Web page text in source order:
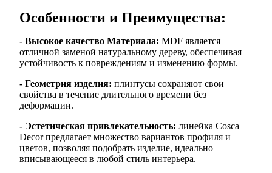
Особенности и Преимущества:
- Высокое качество Материала: MDF является
отличной заменой натуральному дереву, обеспечивая
устойчивость к повреждениям и изменению формы.
- Геометрия изделия: плинтусы сохраняют свои
свойства в течение длительного времени без
деформации.
- Эстетическая привлекательность: линейка Cosca
Decor предлагает множество вариантов профиля и
цветов, позволяя подобрать изделие, идеально
вписывающееся в любой стиль интерьера.